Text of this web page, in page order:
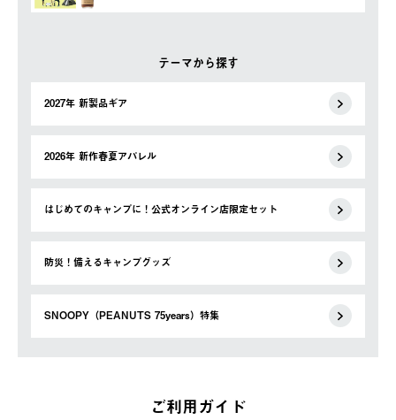
テーマから探す
2027年 新製品ギア
2026年 新作春夏アパレル
はじめてのキャンプに！公式オンライン店限定セット
防災！備えるキャンプグッズ
SNOOPY（PEANUTS 75years）特集
ご利用ガイド